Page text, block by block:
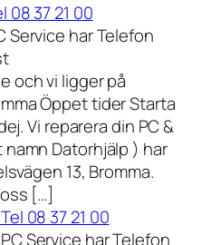
08 37 21 00
Service har Telefon
och vi ligger på
Öppet tider Starta
Vi reparera din PC &
Datorhjälp ) har
13, Bromma.
[…]
08 37 21 00
Service har Telefon